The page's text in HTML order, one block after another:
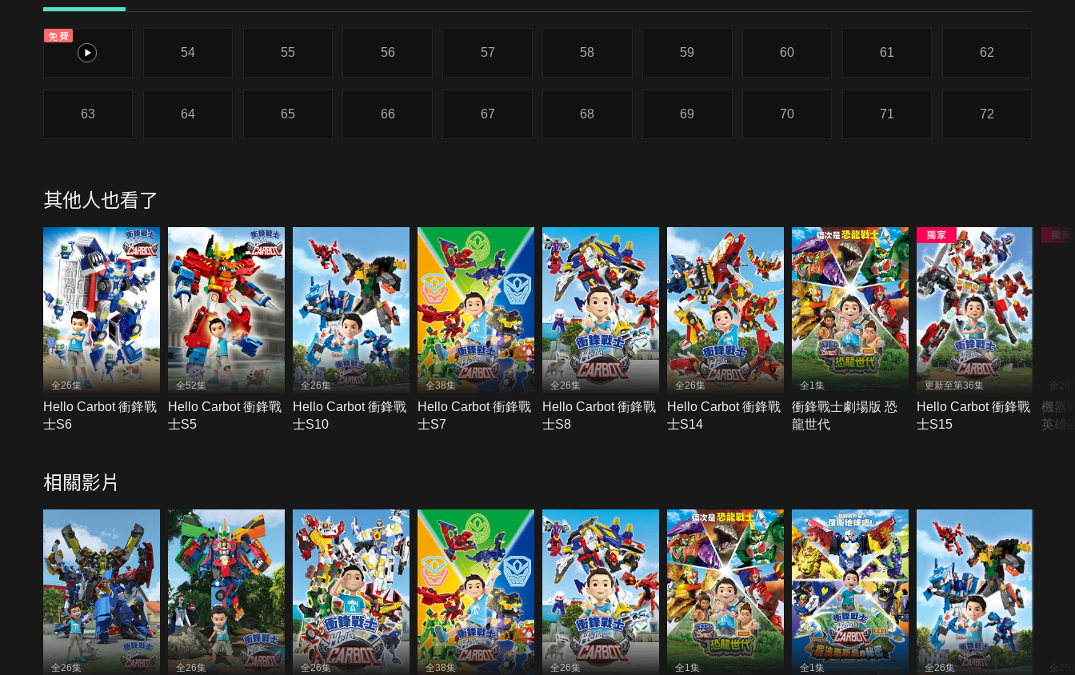
免費
53
54 55 56 57 58 59 60 61 62
63 64 65 66 67 68 69 70 71 72
其他人也看了
全26集
Hello Carbot 衝鋒戰
士S6
全52集
Hello Carbot 衝鋒戰
士S5
全26集
Hello Carbot 衝鋒戰
士S10
全38集
Hello Carbot 衝鋒戰
士S7
全26集
Hello Carbot 衝鋒戰
士S8
全26集
Hello Carbot 衝鋒戰
士S14
全1集
衝鋒戰士劇場版 恐
龍世代
更新至第36集
Hello Carbot 衝鋒戰
士S15
全24
機器
英雄
相關影片
全26集 全26集 全26集 全38集 全26集 全1集 全1集 全26集 全26